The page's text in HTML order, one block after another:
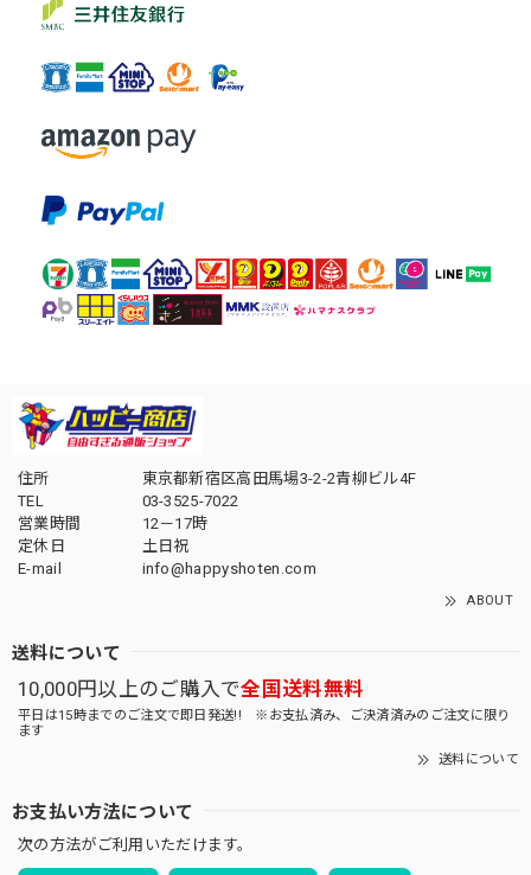
住所
東京都新宿区高田馬場3-2-2青柳ビル4F
TEL
03-3525-7022
営業時間
12－17時
定休日
土日祝
E-mail
info@happyshoten.com
ABOUT
送料について
10,000円以上のご購入で全国送料無料
平日は15時までのご注文で即日発送!! ※お支払済み、ご決済済みのご注文に限り
ます
送料について
お支払い方法について
次の方法がご利用いただけます。